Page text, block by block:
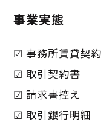
事業実態
☑ 事務所賃貸契約
☑ 取引契約書
☑ 請求書控え
☑ 取引銀行明細